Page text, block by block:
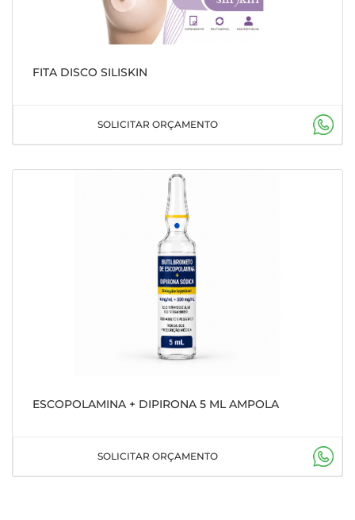
FITA DISCO SILISKIN
SOLICITAR ORÇAMENTO
ESCOPOLAMINA + DIPIRONA 5 ML AMPOLA
SOLICITAR ORÇAMENTO